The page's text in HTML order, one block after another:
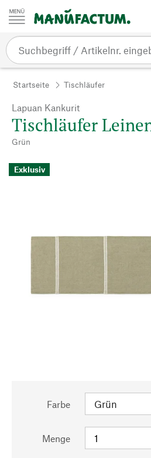
Zum Inhalt springen
Startseite Tischläufer
Lapuan Kankurit
Tischläufer
Grün
Exklusiv
Farbe
Menge